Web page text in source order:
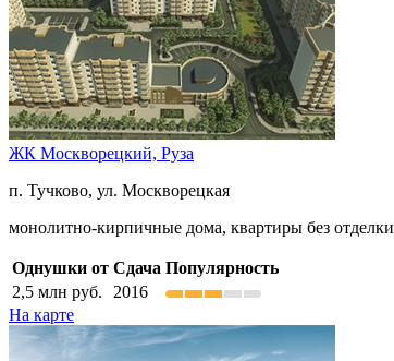
ЖК Москворецкий, Руза
п. Тучково, ул. Москворецкая
монолитно-кирпичные дома, квартиры без отделки
Однушки от Сдача Популярность
2,5 млн руб.
2016
На карте